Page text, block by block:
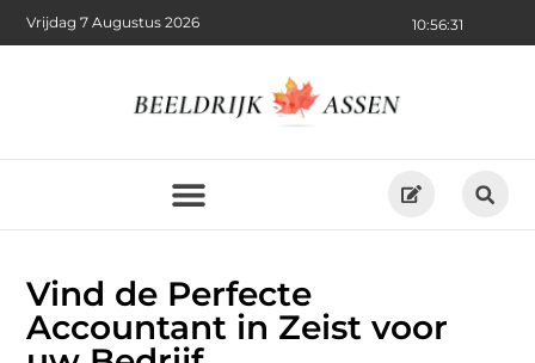
10:56:33
Vrijdag 7 Augustus 2026
Vind de Perfecte
Accountant in Zeist voor